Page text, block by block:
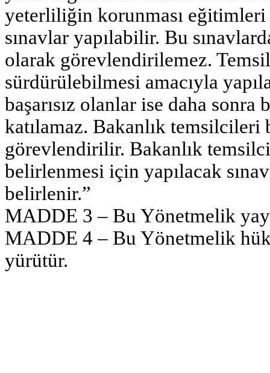
yeterliliğin korunması
sınavlar yapılabilir. Bu
olarak görevlendirilemez.
sürdürülebilmesi amacıyla
başarısız olanlar ise daha sonra
katılamaz. Bakanlık temsilcileri
görevlendirilir. Bakanlık
belirlenmesi için yapılacak
belirlenir.”
MADDE 3 – Bu Yönetmelik
MADDE 4 – Bu Yönetmelik
yürütür.